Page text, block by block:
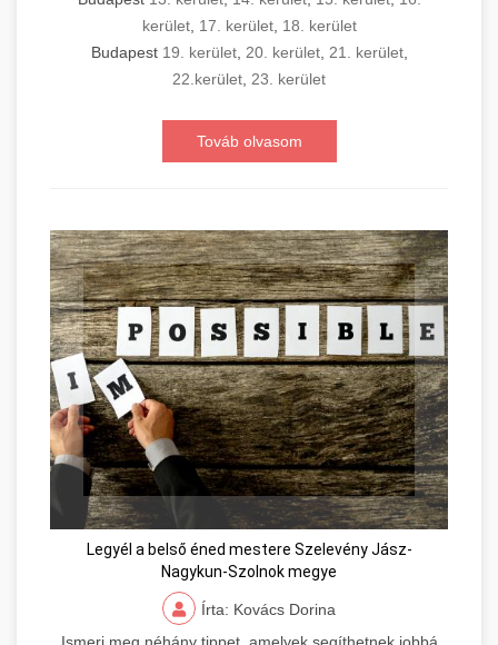
kerület, 17. kerület, 18. kerület
Budapest 19. kerület, 20. kerület, 21. kerület,
22.kerület, 23. kerület
Továb olvasom
Legyél a belső éned mestere Szelevény Jász-
Nagykun-Szolnok megye
Írta: Kovács Dorina